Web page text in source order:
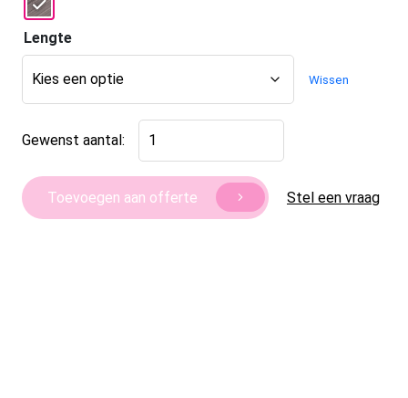
Lengte
Wissen
Gewenst aantal:
vloer/muur
aantal
Toevoegen aan offerte Stel een vraag